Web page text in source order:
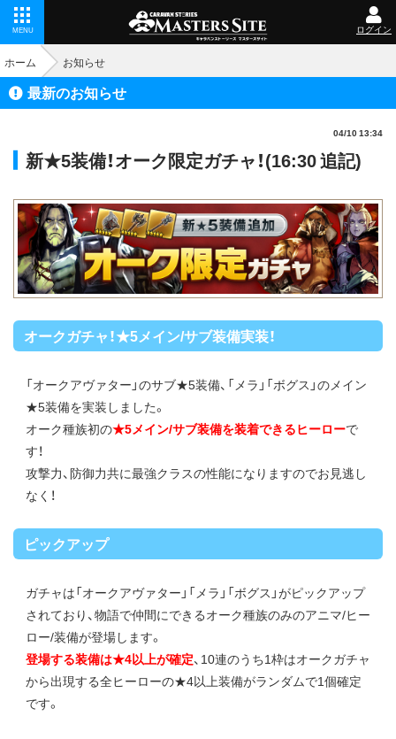
MENU ログイン
ホーム お知らせ
最新のお知らせ
04/10 13:34
新★5装備！オーク限定ガチャ！(16:30 追記)
オークガチャ！★5メイン/サブ装備実装！
「オークアヴァター」のサブ★5装備、「メラ」「ボグス」のメイン
★5装備を実装しました。
オーク種族初の★5メイン/サブ装備を装着できるヒーローで
す！
攻撃力、防御力共に最強クラスの性能になりますのでお見逃し
なく！
ピックアップ
ガチャは「オークアヴァター」「メラ」「ボグス」がピックアップ
されており、物語で仲間にできるオーク種族のみのアニマ/ヒー
ロー/装備が登場します。
登場する装備は★4以上が確定、10連のうち1枠はオークガチャ
から出現する全ヒーローの★4以上装備がランダムで1個確定
です。